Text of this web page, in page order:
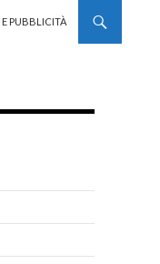
PUBBLICITÀ